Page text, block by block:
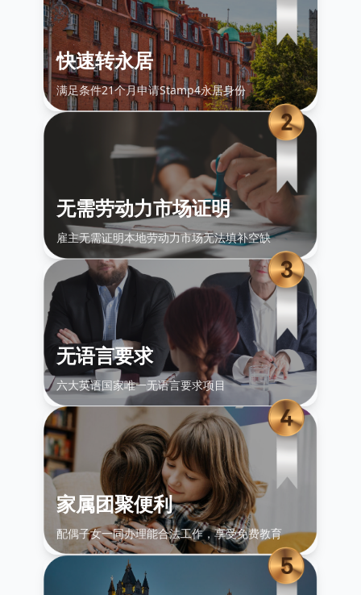
快速转永居
满足条件21个月申请Stamp4永居身份
无需劳动力市场证明
雇主无需证明本地劳动力市场无法填补空缺
无语言要求
六大英语国家唯一无语言要求项目
家属团聚便利
配偶子女一同办理能合法工作，享受免费教育